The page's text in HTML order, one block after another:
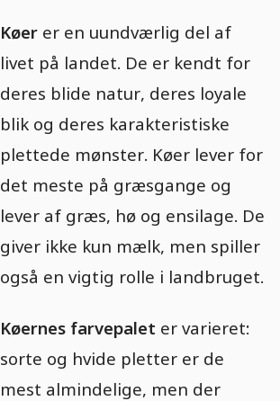
Køer er en uundværlig del af
livet på landet. De er kendt for
deres blide natur, deres loyale
blik og deres karakteristiske
plettede mønster. Køer lever for
det meste på græsgange og
lever af græs, hø og ensilage. De
giver ikke kun mælk, men spiller
også en vigtig rolle i landbruget.
Køernes farvepalet er varieret:
sorte og hvide pletter er de
mest almindelige, men der